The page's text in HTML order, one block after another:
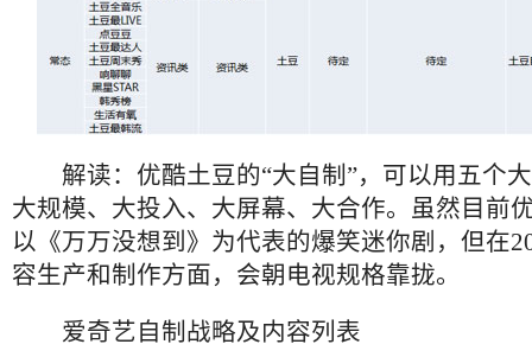
解读：优酷土豆的“大自制”，可以用五个
大规模、大投入、大屏幕、大合作。虽然目前
以《万万没想到》为代表的爆笑迷你剧，但在
容生产和制作方面，会朝电视规格靠拢。
爱奇艺自制战略及内容列表